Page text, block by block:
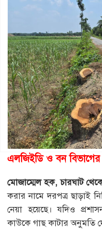
এলজিইডি ও বন বিভাগের
মোজাম্মেল হক,চারঘাট
করার নামে দরপত্র ছাড়াই
নেয়া হয়েছে। যদিও
কাউকে গাছ কাটার অনুমতি